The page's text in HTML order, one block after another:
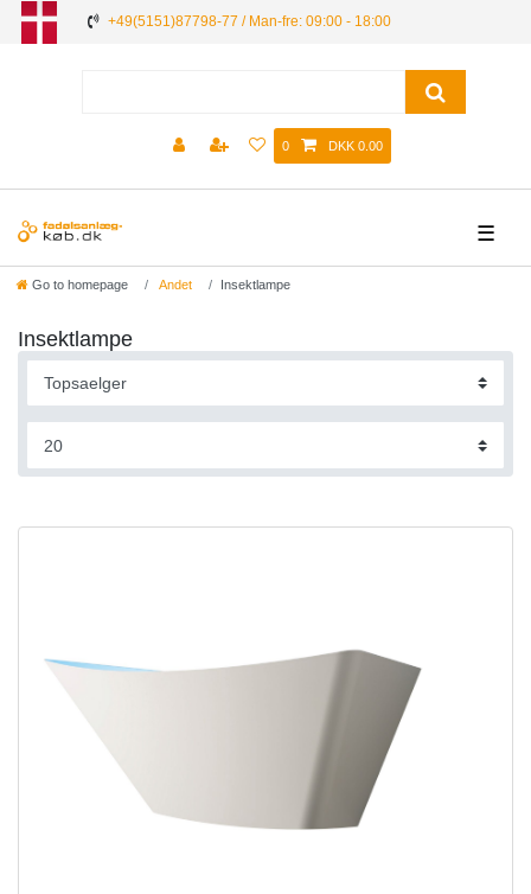
+49(5151)87798-77 / Man-fre: 09:00 - 18:00
0 DKK 0.00
☰
Go to homepage Andet Insektlampe
Insektlampe